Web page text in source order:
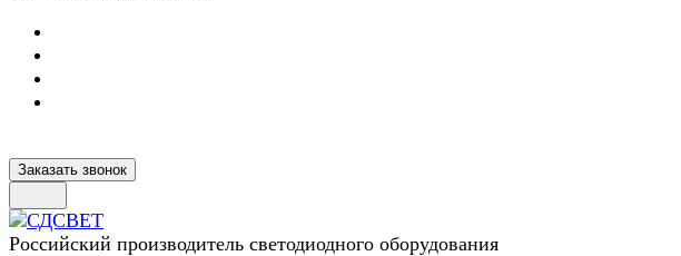
Заказать звонок
Российский производитель светодиодного оборудования